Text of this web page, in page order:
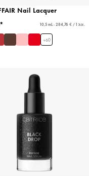
Nail Lacquer
10,5 mL - 284,76 € / 1 λίτ.
+60